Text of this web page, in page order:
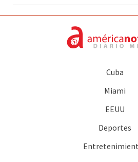
Cuba
Miami
EEUU
Deportes